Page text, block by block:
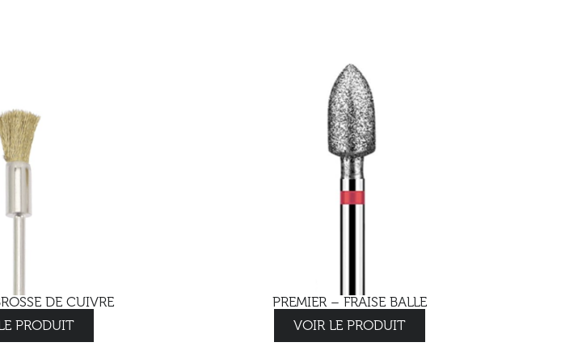
DE CUIVRE
PRODUIT
PREMIER – FRAISE BALLE
VOIR LE PRODUIT